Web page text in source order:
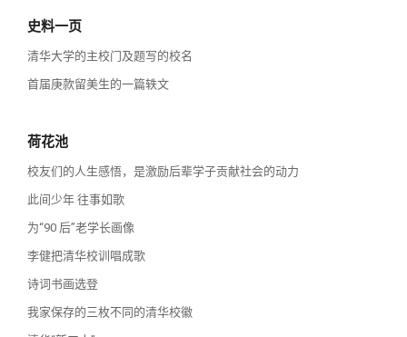
史料一页
清华大学的主校门及题写的校名
首届庚款留美生的一篇轶文
荷花池
校友们的人生感悟，是激励后辈学子贡献社会的动力
此间少年 往事如歌
为“90 后”老学长画像
李健把清华校训唱成歌
诗词书画选登
我家保存的三枚不同的清华校徽